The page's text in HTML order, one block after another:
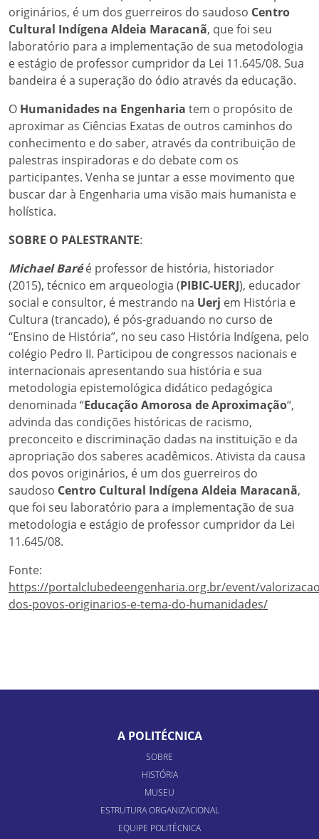
originários, é um dos guerreiros do saudoso Centro
Cultural Indígena Aldeia Maracanã, que foi seu
laboratório para a implementação de sua metodologia
e estágio de professor cumpridor da Lei 11.645/08. Sua
bandeira é a superação do ódio através da educação.
O Humanidades na Engenharia tem o propósito de
aproximar as Ciências Exatas de outros caminhos do
conhecimento e do saber, através da contribuição de
palestras inspiradoras e do debate com os
participantes. Venha se juntar a esse movimento que
buscar dar à Engenharia uma visão mais humanista e
holística.
SOBRE O PALESTRANTE:
Michael Baréé professor de história, historiador
(2015), técnico em arqueologia (PIBIC-UERJ), educador
social e consultor, é mestrando na Uerj em História e
Cultura (trancado), é pós-graduando no curso de
“Ensino de História”, no seu caso História Indígena, pelo
colégio Pedro II. Participou de congressos nacionais e
internacionais apresentando sua história e sua
metodologia epistemológica didático pedagógica
denominada “Educação Amorosa de Aproximação“,
advinda das condições históricas de racismo,
preconceito e discriminação dadas na instituição e da
apropriação dos saberes acadêmicos. Ativista da causa
dos povos originários, é um dos guerreiros do
saudoso Centro Cultural Indígena Aldeia Maracanã,
que foi seu laboratório para a implementação de sua
metodologia e estágio de professor cumpridor da Lei
11.645/08.
Fonte:
https://portalclubedeengenharia.org.br/event/
dos-povos-originarios-e-tema-do-humanidades/
A POLITÉCNICA
SOBRE
HISTÓRIA
MUSEU
ESTRUTURA ORGANIZACIONAL
EQUIPE POLITÉCNICA